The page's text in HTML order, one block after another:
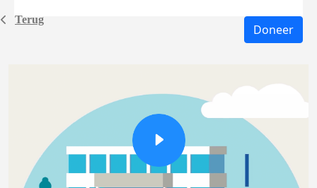
Terug
Doneer